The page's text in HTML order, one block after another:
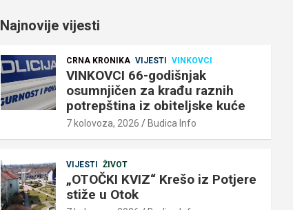
Najnovije vijesti
CRNA KRONIKA VIJESTI VINKOVCI
VINKOVCI 66-godišnjak
osumnjičen za krađu raznih
potrepština iz obiteljske kuće
7 kolovoza, 2026 Budica Info
VIJESTI ŽIVOT
„OTOČKI KVIZ“ Krešo iz Potjere
stiže u Otok